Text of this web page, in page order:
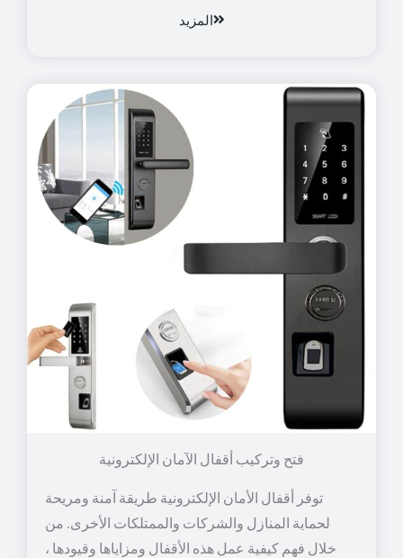
المزيد
توفر أقفال الأمان الإلكترونية طريقة آمنة ومريحة
لحماية المنازل والشركات والممتلكات الأخرى. من
خلال فهم كيفية عمل هذه الأقفال ومزاياها وقيودها ،